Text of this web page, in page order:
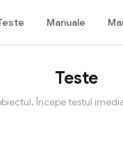
Manuale
Teste
Începe testul